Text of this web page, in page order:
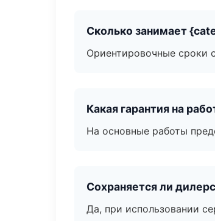
Сколько занимает
Ориентировочные сроки
Какая гарантия на
На основные работы
Сохраняется ли
Да, при использовании